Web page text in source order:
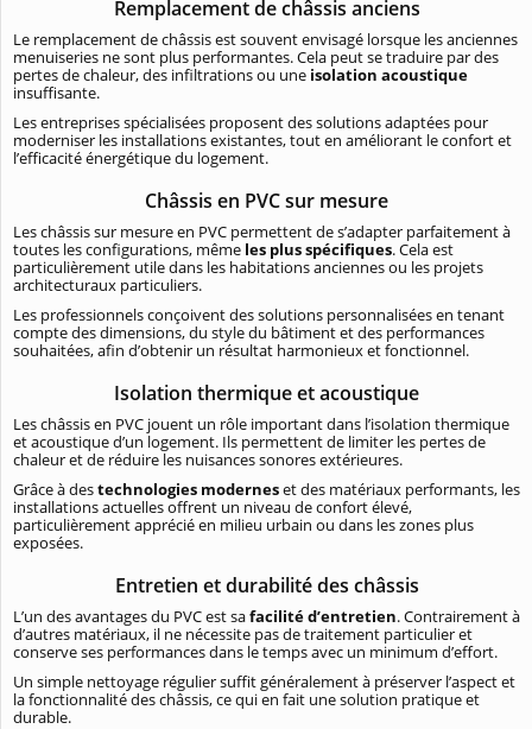
Remplacement de châssis anciens
Le remplacement de châssis est souvent envisagé lorsque les anciennes
menuiseries ne sont plus performantes. Cela peut se traduire par des
pertes de chaleur, des infiltrations ou une isolation acoustique
insuffisante.
Les entreprises spécialisées proposent des solutions adaptées pour
moderniser les installations existantes, tout en améliorant le confort et
l’efficacité énergétique du logement.
Châssis en PVC sur mesure
Les châssis sur mesure en PVC permettent de s’adapter parfaitement à
toutes les configurations, même les plus spécifiques. Cela est
particulièrement utile dans les habitations anciennes ou les projets
architecturaux particuliers.
Les professionnels conçoivent des solutions personnalisées en tenant
compte des dimensions, du style du bâtiment et des performances
souhaitées, afin d’obtenir un résultat harmonieux et fonctionnel.
Isolation thermique et acoustique
Les châssis en PVC jouent un rôle important dans l’isolation thermique
et acoustique d’un logement. Ils permettent de limiter les pertes de
chaleur et de réduire les nuisances sonores extérieures.
Grâce à destechnologies moderneset des matériaux performants, les
installations actuelles offrent un niveau de confort élevé,
particulièrement apprécié en milieu urbain ou dans les zones plus
exposées.
Entretien et durabilité des châssis
L’un des avantages du PVC est safacilité d’entretien. Contrairement à
d’autres matériaux, il ne nécessite pas de traitement particulier et
conserve ses performances dans le temps avec un minimum d’effort.
Un simple nettoyage régulier suffit généralement à préserver l’aspect et
la fonctionnalité des châssis, ce qui en fait une solution pratique et
durable.